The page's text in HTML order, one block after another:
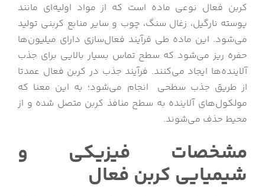
کربن فعال نوعی ماده است که از مواد اولیه‌ای مانند
پوسته نارگیل، زغال سنگ، چوب و سایر منابع کربنی تولید
می‌شود. این ماده طی فرآیند فعال‌سازی دارای میلیون‌ها
حفره ریز می‌شود که سطح تماس بسیار بالایی برای جذب
آلاینده‌ها ایجاد می‌کنند. فرآیند جذب در کربن فعال عمدتا
از طریق جذب سطحی انجام می‌شود؛ به این معنا که
مولکول‌های آلاینده به سطح منافذ کربن متصل شده و از
محیط حذف می‌شوند.
مشخصات فیزیکی و
شیمیایی کربن فعال